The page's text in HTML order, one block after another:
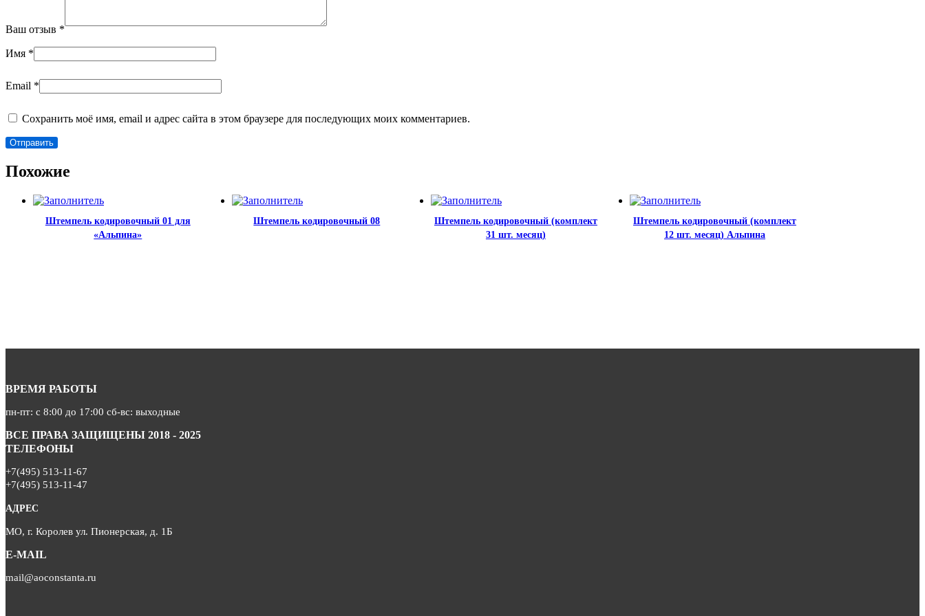
Ваш отзыв *
Имя *
Email *
Сохранить моё имя, email и адрес сайта в этом браузере для последующих моих комментариев.
Похожие
Штемпель кодировочный 01 для
«Альпина»
Штемпель кодировочный 08
Штемпель кодировочный (комплект
31 шт. месяц)
Штемпель кодировочный (комплект
12 шт. месяц) Альпина
ВРЕМЯ РАБОТЫ
пн-пт: с 8:00 до 17:00 сб-вс: выходные
ВСЕ ПРАВА ЗАЩИЩЕНЫ 2018 - 2025
ТЕЛЕФОНЫ
+7(495) 513-11-67
+7(495) 513-11-47
АДРЕС
МО, г. Королев ул. Пионерская, д. 1Б
E-MAIL
mail@aoconstanta.ru